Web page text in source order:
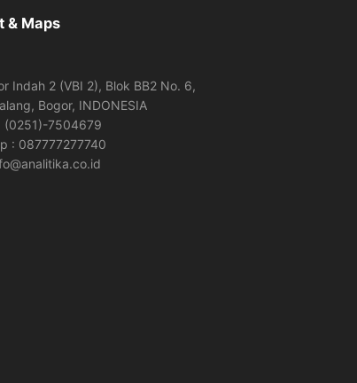
& Maps
Indah 2 (VBI 2), Blok BB2 No. 6,
Bogor, INDONESIA
(0251)-7504679
: 087777277740